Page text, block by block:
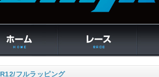
R12/フルラッピング